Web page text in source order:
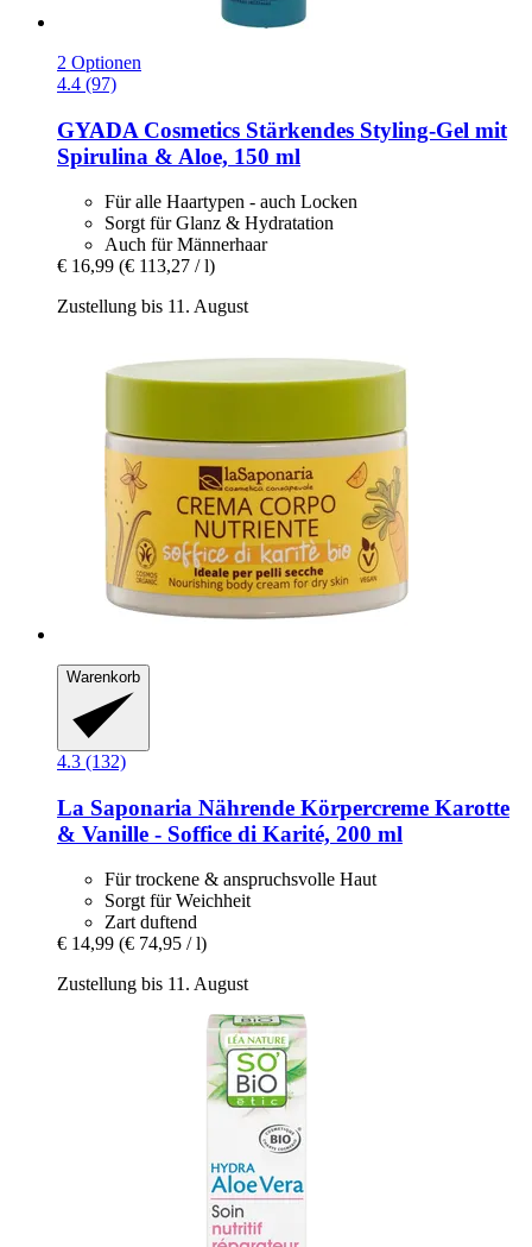
2 Optionen
4.4 (97)
GYADA Cosmetics Stärkendes Styling-​Gel mit
Spirulina & Aloe, 150 ml
Für alle Haartypen - auch Locken
Sorgt für Glanz & Hydratation
Auch für Männerhaar
€ 16,99 (€ 113,27 / l)
Zustellung bis 11. August
Warenkorb
4.3 (132)
La Saponaria Nährende Körpercreme Karotte
& Vanille -​ Soffice di Karité, 200 ml
Für trockene & anspruchsvolle Haut
Sorgt für Weichheit
Zart duftend
€ 14,99 (€ 74,95 / l)
Zustellung bis 11. August